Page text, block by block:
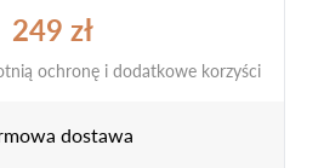
249 zł
ochronę i dodatkowe korzyści
dostawa